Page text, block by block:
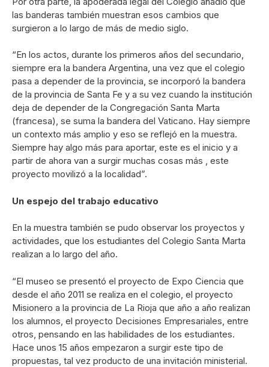
las banderas también muestran esos cambios que
surgieron a lo largo de más de medio siglo.
“En los actos, durante los primeros años del secundario,
siempre era la bandera Argentina, una vez que el colegio
pasa a depender de la provincia, se incorporó la bandera
de la provincia de Santa Fe y a su vez cuando la institución
deja de depender de la Congregación Santa Marta
(francesa), se suma la bandera del Vaticano. Hay siempre
un contexto más amplio y eso se reflejó en la muestra.
Siempre hay algo más para aportar, este es el inicio y a
partir de ahora van a surgir muchas cosas más , este
proyecto movilizó a la localidad”.
Un espejo del trabajo educativo
En la muestra también se pudo observar los proyectos y
actividades, que los estudiantes del Colegio Santa Marta
realizan a lo largo del año.
“El museo se presentó el proyecto de Expo Ciencia que
desde el año 2011 se realiza en el colegio, el proyecto
Misionero a la provincia de La Rioja que año a año realizan
los alumnos, el proyecto Decisiones Empresariales, entre
otros, pensando en las habilidades de los estudiantes.
Hace unos 15 años empezaron a surgir este tipo de
propuestas, tal vez producto de una invitación ministerial.